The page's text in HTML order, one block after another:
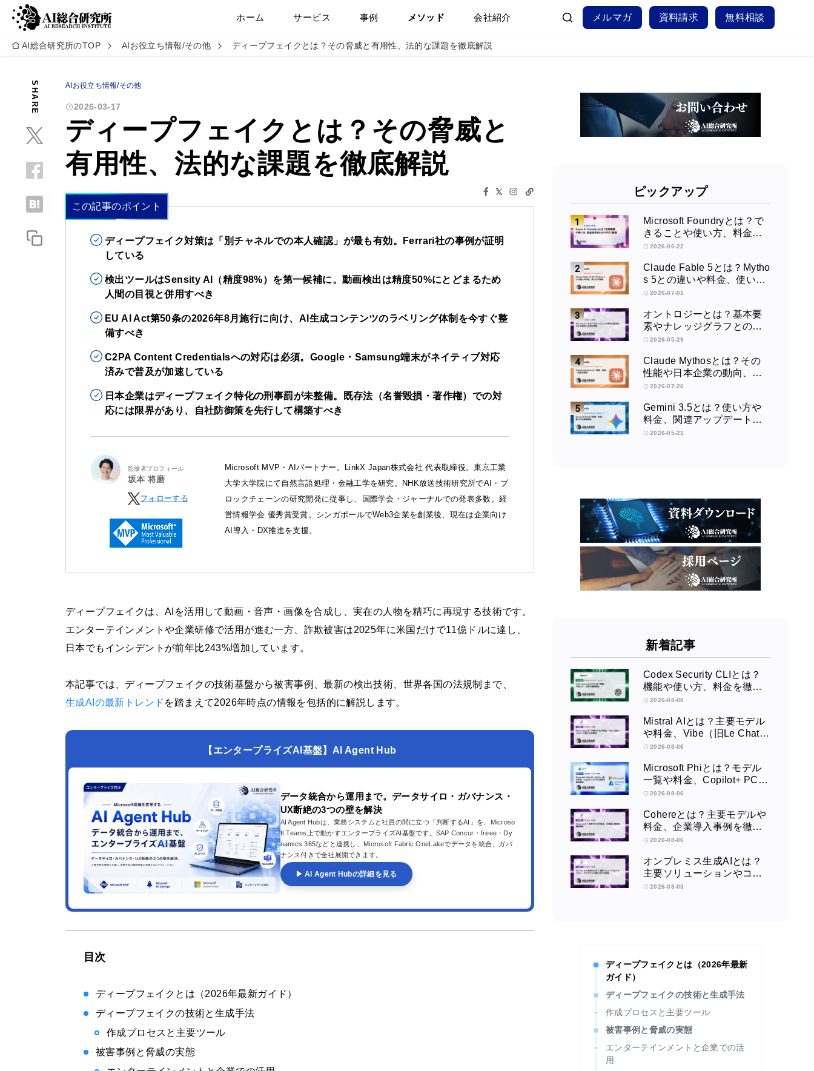
ホーム サービス 事例 メソッド 会社紹介 メルマガ 資料請求 無料相談
AI総合研究所のTOP AIお役立ち情報/その他 ディープフェイクとは？その脅威と有用性、法的な課題を徹底解説
SHARE AIお役立ち情報/その他
2026-03-17
ディープフェイクとは？その脅威と
有用性、法的な課題を徹底解説
この記事のポイント
ディープフェイク対策は「別チャネルでの本人確認」が最も有効。Ferrari社の事例が証明
している
検出ツールはSensity AI（精度98%）を第一候補に。動画検出は精度50%にとどまるため
人間の目視と併用すべき
EU AI Act第50条の2026年8月施行に向け、AI生成コンテンツのラベリング体制を今すぐ整
備すべき
C2PA Content Credentialsへの対応は必須。Google・Samsung端末がネイティブ対応
済みで普及が加速している
日本企業はディープフェイク特化の刑事罰が未整備。既存法（名誉毀損・著作権）での対
応には限界があり、自社防御策を先行して構築すべき
監修者プロフィール
坂本 将磨
フォローする
Microsoft MVP・AIパートナー。LinkX Japan株式会社 代表取締役。東京工業
大学大学院にて自然言語処理・金融工学を研究。NHK放送技術研究所でAI・ブ
ロックチェーンの研究開発に従事し、国際学会・ジャーナルでの発表多数。経
営情報学会 優秀賞受賞。シンガポールでWeb3企業を創業後、現在は企業向け
AI導入・DX推進を支援。
ディープフェイクは、AIを活用して動画・音声・画像を合成し、実在の人物を精巧に再現する技術です。
エンターテインメントや企業研修で活用が進む一方、詐欺被害は2025年に米国だけで11億ドルに達し、
日本でもインシデントが前年比243%増加しています。
本記事では、ディープフェイクの技術基盤から被害事例、最新の検出技術、世界各国の法規制まで、
生成AIの最新トレンド を踏まえて2026年時点の情報を包括的に解説します。
【エンタープライズAI基盤】AI Agent Hub
データ統合から運用まで。データサイロ・ガバナンス・
UX断絶の3つの壁を解決
AI Agent Hubは、業務システムと社員の間に立つ「判断するAI」を、Microso
ft Teams上で動かすエンタープライズAI基盤です。SAP Concur・freee・Dy
namics 365などと連携し、Microsoft Fabric OneLakeでデータを統合、ガバ
ナンス付きで全社展開できます。
▶ AI Agent Hubの詳細を見る
目次
ディープフェイクとは（2026年最新ガイド）
ディープフェイクの技術と生成手法
作成プロセスと主要ツール
被害事例と脅威の実態
ピックアップ
Microsoft Foundryとは？で
きることや使い方、料金を
徹底解説！
2026-06-22
Claude Fable 5とは？Mytho
s 5との違いや料金、使い方
を解説
2026-07-01
オントロジーとは？基本要
素やナレッジグラフとの違
い、活用例をわかりやすく
2026-05-29
Claude Mythosとは？その
性能や日本企業の動向、使
い方を解説
2026-07-26
Gemini 3.5とは？使い方や
料金、関連アップデートを
徹底解説！
2026-05-21
新着記事
Codex Security CLIとは？
機能や使い方、料金を徹底
解説
2026-08-06
Mistral AIとは？主要モデル
や料金、Vibe（旧Le Chat）
の使い方を解説
2026-08-06
Microsoft Phiとは？モデル
一覧や料金、Copilot+ PCで
の活用を徹底解説
2026-08-06
Cohereとは？主要モデルや
料金、企業導入事例を徹底
解説
2026-08-06
オンプレミス生成AIとは？
主要ソリューションやコス
ト、クラウドとの使い分け
2026-08-03
ディープフェイクとは（2026年最新
ガイド）
ディープフェイクの技術と生成手法
作成プロセスと主要ツール
被害事例と脅威の実態
エンターテインメントと企業での活
用